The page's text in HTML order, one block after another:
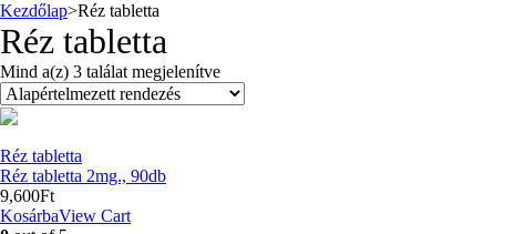
Kezdőlap>Réz tabletta
Réz tabletta
Mind a(z) 3 találat megjelenítve
Réz tabletta
Réz tabletta 2mg., 90db
9,600Ft
KosárbaView Cart